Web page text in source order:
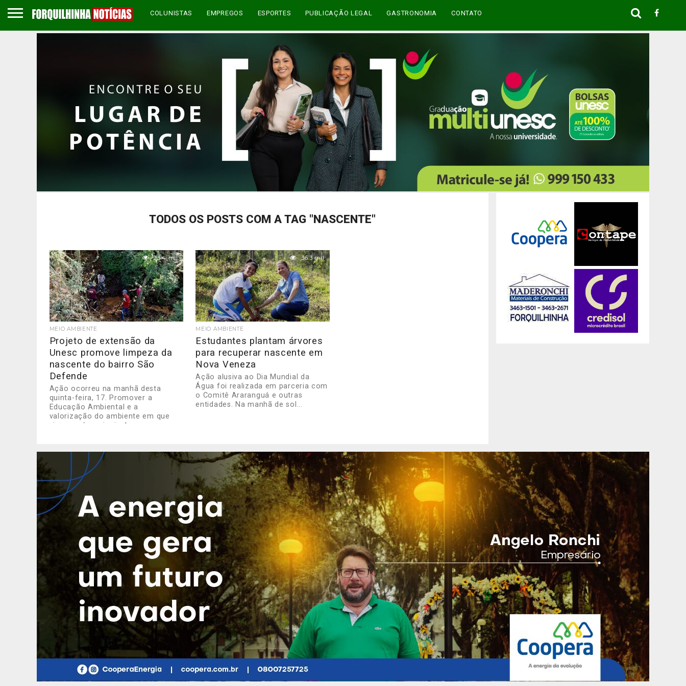
COLUNISTAS EMPREGOS ESPORTES PUBLICAÇÃO LEGAL GASTRONOMIA CONTATO
TODOS OS POSTS COM A TAG "NASCENTE"
23.4 mil
MEIO AMBIENTE
Projeto de extensão da
Unesc promove limpeza da
nascente do bairro São
Defende
Ação ocorreu na manhã desta
quinta-feira, 17. Promover a
Educação Ambiental e a
valorização do ambiente em que
vivemos é o principal...
36.3 mil
MEIO AMBIENTE
Estudantes plantam árvores
para recuperar nascente em
Nova Veneza
Ação alusiva ao Dia Mundial da
Água foi realizada em parceria com
o Comitê Araranguá e outras
entidades. Na manhã de sol...